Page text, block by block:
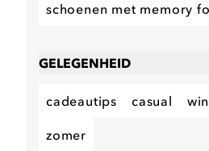
schoenen met memory
GELEGENHEID
cadeautips casual
zomer